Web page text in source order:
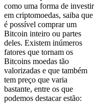
como uma forma de investir
em criptomoedas, saiba que
é possível comprar um
Bitcoin inteiro ou partes
deles. Existem inúmeros
fatores que tornam os
Bitcoins moedas tão
valorizadas e que também
tem preço que varia
bastante, entre os que
podemos destacar estão: